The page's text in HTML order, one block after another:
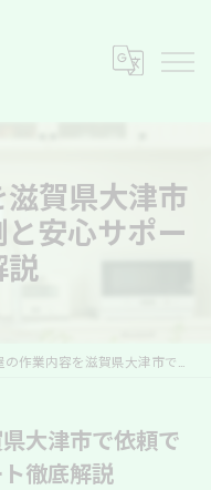
賀県大津市
安心サポー
説
容を滋賀県大津市で依頼できる具体例と安心サポート徹底解説
大津市で依頼で
徹底解説